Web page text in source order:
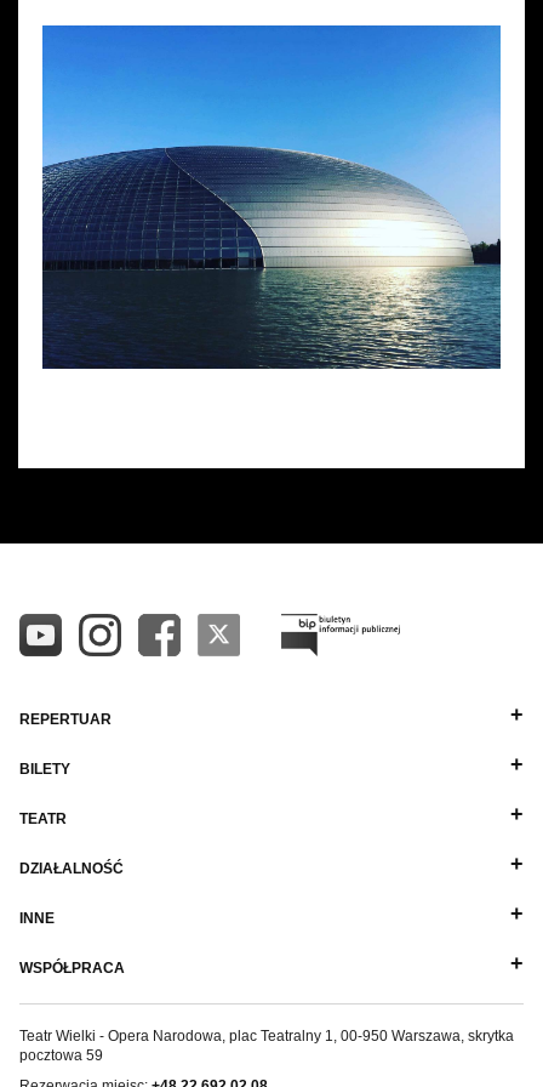
Fundusze unijne
Dotacje celowe
REPERTUAR
BILETY
TEATR
DZIAŁALNOŚĆ
INNE
WSPÓŁPRACA
Teatr Wielki - Opera Narodowa, plac Teatralny 1, 00-950 Warszawa, skrytka
pocztowa 59